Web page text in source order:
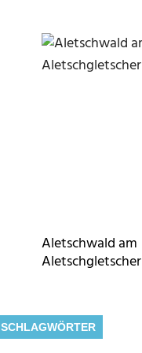
Aletschwald am
Aletschgletscher
SCHLAGWÖRTER